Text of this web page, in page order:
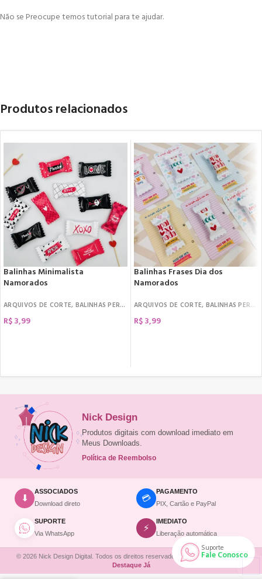
Não se Preocupe temos tutorial para te ajudar.
Produtos relacionados
Balinhas Minimalista
Namorados
ARQUIVOS DE CORTE, BALINHAS PERSONALIZADAS , DATAS COMEMORATIVAS,
R$3,99
Balinhas Frases Dia dos
Namorados
ARQUIVOS DE CORTE, BALINHAS PERSONALIZADAS
R$3,99
Suporte
Fale Conosco
Nick Design
Produtos digitais com download imediato em
Meus Downloads.
Política de Reembolso
⬇
ASSOCIADOS
Download direto
💳
PAGAMENTO
PIX, Cartão e PayPal
SUPORTE
Via WhatsApp
⚡
IMEDIATO
Liberação automática
© 2026 Nick Design Digital. Todos os direitos reservados. | Site desenvolvido por
Destaque Já
Ruanaacabou de PDF Réguas Tabuada
Personagens
Comprar agora